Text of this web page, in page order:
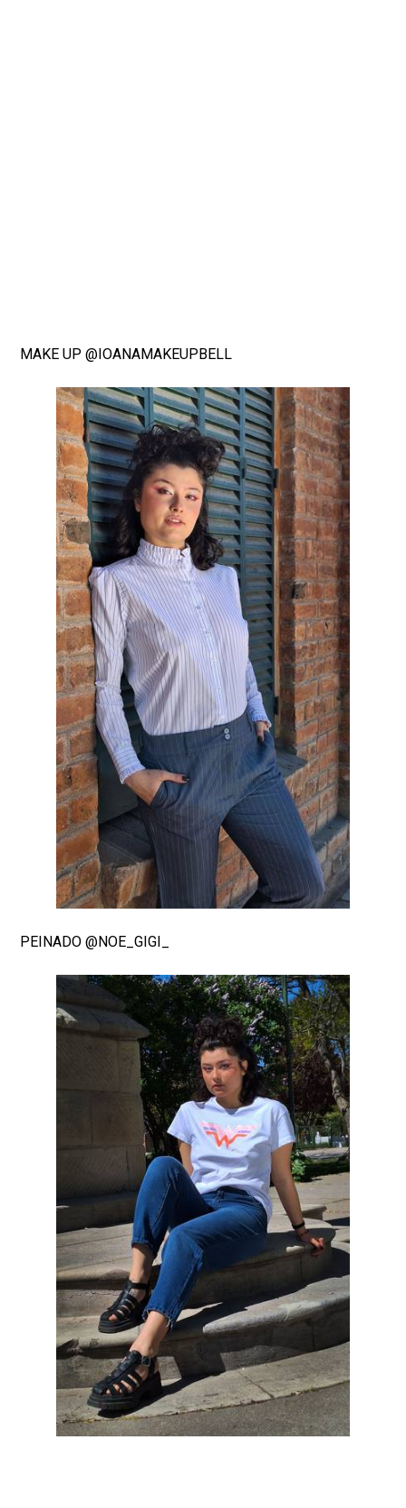
MAKE UP @IOANAMAKEUPBELL
PEINADO @NOE_GIGI_